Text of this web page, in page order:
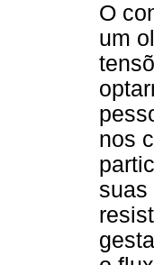
O
um
nos
suas